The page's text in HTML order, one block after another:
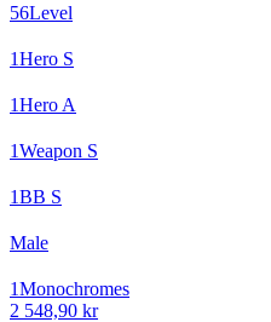
56Level
1Hero S
1Hero A
1Weapon S
1BB S
Male
1Monochromes
2 548,90 kr